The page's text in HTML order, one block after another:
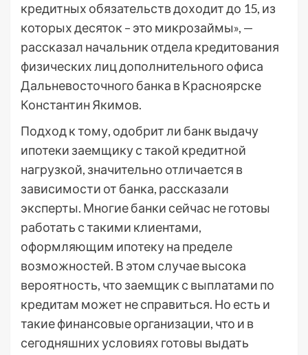
кредитных обязательств доходит до 15, из
которых десяток – это микрозаймы», —
рассказал начальник отдела кредитования
физических лиц дополнительного офиса
Дальневосточного банка в Красноярске
Константин Якимов.
Подход к тому, одобрит ли банк выдачу
ипотеки заемщику с такой кредитной
нагрузкой, значительно отличается в
зависимости от банка, рассказали
эксперты. Многие банки сейчас не готовы
работать с такими клиентами,
оформляющим ипотеку на пределе
возможностей. В этом случае высока
вероятность, что заемщик с выплатами по
кредитам может не справиться. Но есть и
такие финансовые организации, что и в
сегодняшних условиях готовы выдать